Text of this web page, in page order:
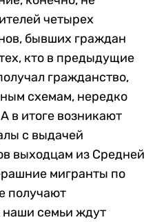
четырех
бывших граждан
кто в предыдущие
гражданство,
схемам, нередко
в итоге возникают
с выдачей
выходцам из Средней
мигранты по
получают
наши семьи ждут